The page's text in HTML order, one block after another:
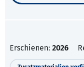
Erschienen: 2026